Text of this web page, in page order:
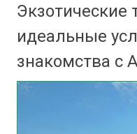
идеальные
знакомства с